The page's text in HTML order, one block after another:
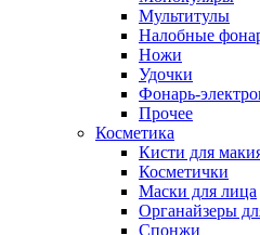
Мультитулы
Налобные
Ножи
Удочки
Фонарь-
Прочее
Косметика
Кисти для
Косметички
Маски для лица
Органайзеры
Спонжи